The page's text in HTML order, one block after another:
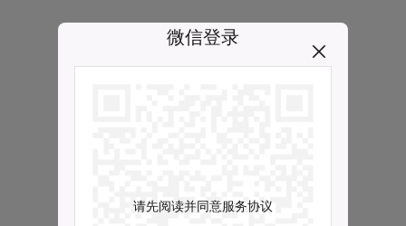
微信登录
请先阅读并同意服务协议